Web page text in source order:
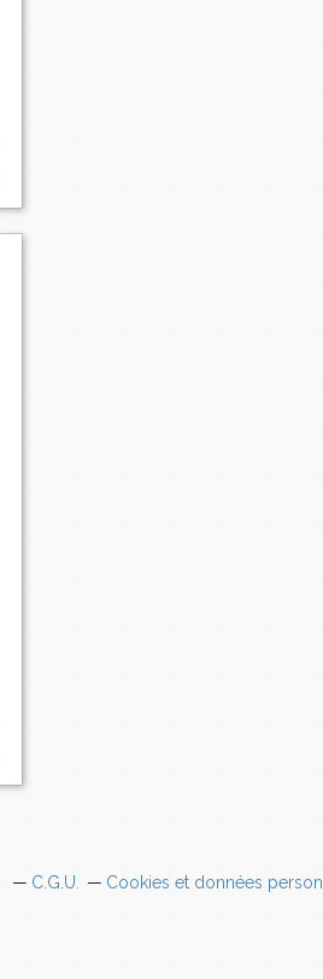
C.G.U. Cookies et données